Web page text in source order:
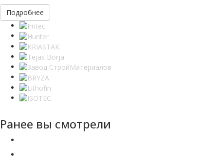
Подробнее
Ранее вы смотрели